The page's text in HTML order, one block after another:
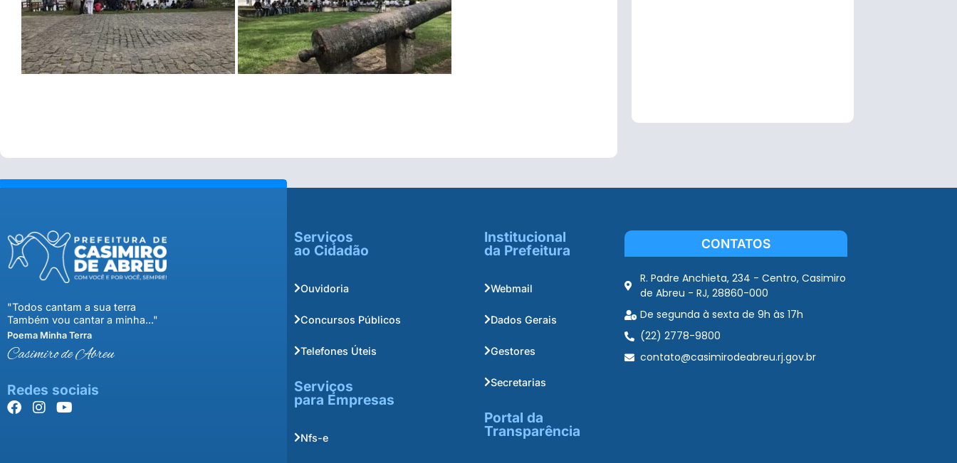
"Todos cantam a sua terra
Também vou cantar a minha..."
Poema Minha Terra
Casimiro de Abreu
Redes sociais
Serviços
ao Cidadão
Ouvidoria
Concursos Públicos
Telefones Úteis
Serviços
para Empresas
Nfs-e
Institucional
da Prefeitura
Webmail
Dados Gerais
Gestores
Secretarias
Portal da
Transparência
CONTATOS
R. Padre Anchieta, 234 - Centro, Casimiro
de Abreu - RJ, 28860-000
De segunda à sexta de 9h às 17h
(22) 2778-9800
contato@casimirodeabreu.rj.gov.br